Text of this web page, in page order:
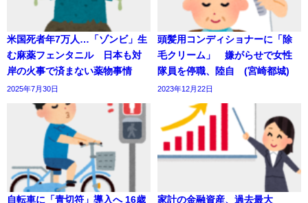
米国死者年7万人…「ゾンビ」生
む麻薬フェンタニル 日本も対
岸の火事で済まない薬物事情
2025年7月30日
頭髪用コンディショナーに「除
毛クリーム」 嫌がらせで女性
隊員を停職、陸自 (宮崎都城)
2023年12月22日
自転車に「青切符」導入へ 16歳
家計の金融資産、過去最大